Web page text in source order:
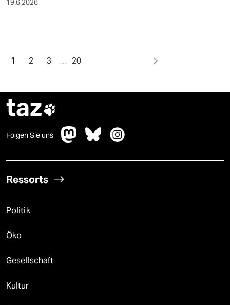
1 2 3 … 20
taz
Folgen Sie uns
Ressorts
Politik
Öko
Gesellschaft
Kultur